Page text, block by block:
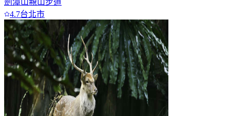
劍潭山親山步道
4.7台北市